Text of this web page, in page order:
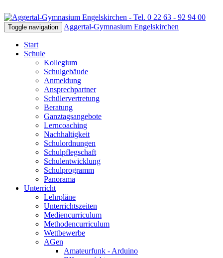
Toggle navigation Aggertal-Gymnasium Engelskirchen
Start
Schule
Kollegium
Schulgebäude
Anmeldung
Ansprechpartner
Schülervertretung
Beratung
Ganztagsangebote
Lerncoaching
Nachhaltigkeit
Schulordnungen
Schulpflegschaft
Schulentwicklung
Schulprogramm
Panorama
Unterricht
Lehrpläne
Unterrichtszeiten
Mediencurriculum
Methodencurriculum
Wettbewerbe
AGen
Amateurfunk - Arduino